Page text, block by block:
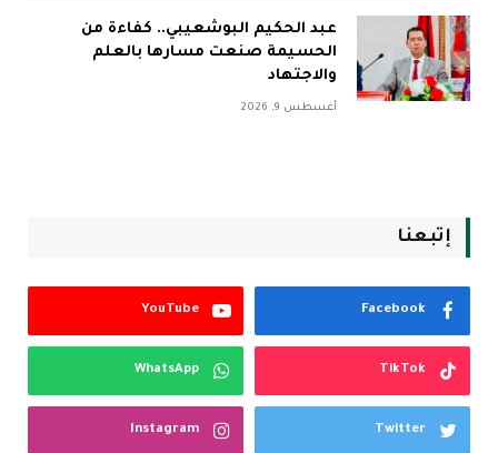
عبد الحكيم البوشعيبي.. كفاءة من
الحسيمة صنعت مسارها بالعلم
والاجتهاد
أغسطس 9, 2026
إتبعنا
Facebook
YouTube
TikTok
WhatsApp
Twitter
Instagram